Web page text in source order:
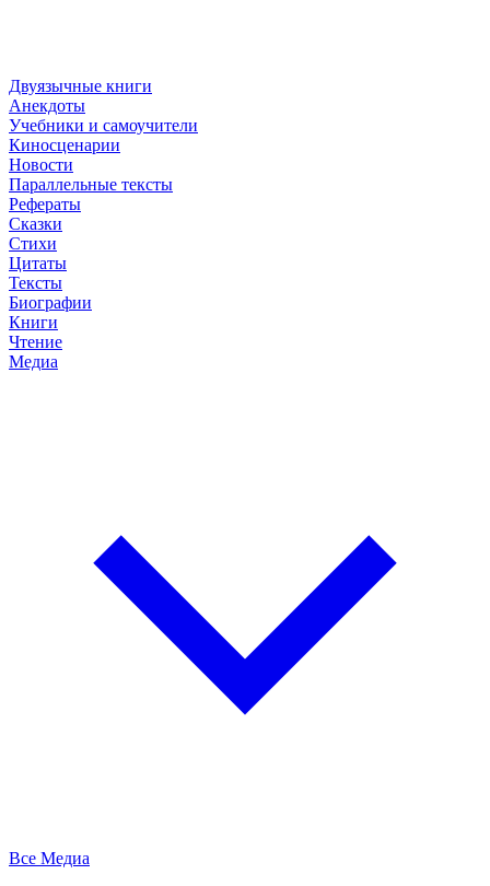
Двуязычные книги
Анекдоты
Учебники и самоучители
Киносценарии
Новости
Параллельные тексты
Рефераты
Сказки
Стихи
Цитаты
Тексты
Биографии
Книги
Чтение
Медиа
Все Медиа